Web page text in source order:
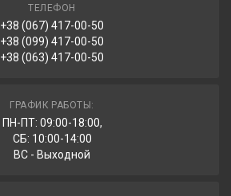
ТЕЛЕФОН
+38 (067) 417-00-50
+38 (099) 417-00-50
+38 (063) 417-00-50
ГРАФИК РАБОТЫ:
ПН-ПТ: 09:00-18:00,
СБ: 10:00-14:00
ВС - Выходной